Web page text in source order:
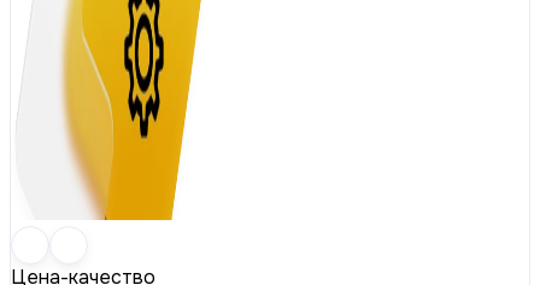
Цена-качество